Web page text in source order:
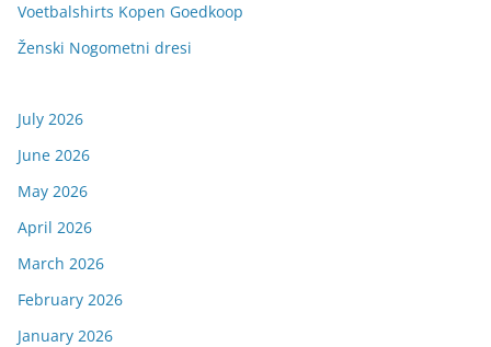
Voetbalshirts Kopen Goedkoop
Ženski Nogometni dresi
July 2026
June 2026
May 2026
April 2026
March 2026
February 2026
January 2026